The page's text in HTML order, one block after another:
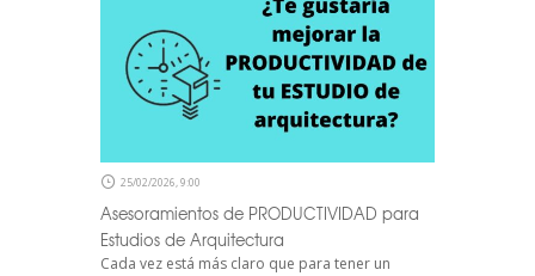
25/02/2026, 9:00
Asesoramientos de PRODUCTIVIDAD para
Estudios de Arquitectura
Cada vez está más claro que para tener un